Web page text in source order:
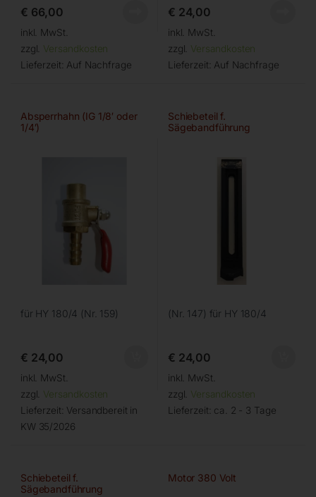
€ 66,00
inkl. MwSt.
zzgl. Versandkosten
Lieferzeit: Auf Nachfrage
€ 24,00
inkl. MwSt.
zzgl. Versandkosten
Lieferzeit: Auf Nachfrage
Absperrhahn (IG 1/8′ oder
1/4′)
für HY 180/4 (Nr. 159)
€ 24,00
inkl. MwSt.
zzgl. Versandkosten
Lieferzeit: Versandbereit in
KW 35/2026
Schiebeteil f.
Sägebandführung
(Nr. 147) für HY 180/4
€ 24,00
inkl. MwSt.
zzgl. Versandkosten
Lieferzeit: ca. 2 - 3 Tage
Schiebeteil f.
Sägebandführung
Motor 380 Volt